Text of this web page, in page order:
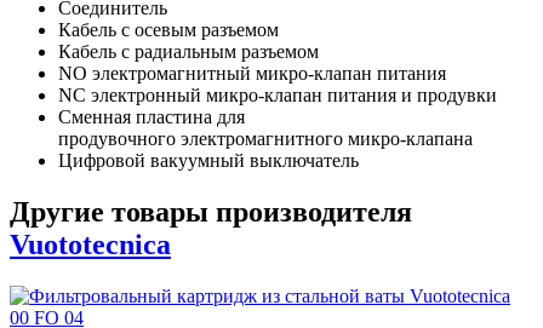
Соединитель
Кабель с осевым разъемом
Кабель с радиальным разъемом
NO электромагнитный микро-клапан питания
NC электронный микро-клапан питания и продувки
Сменная пластина для
продувочного электромагнитного микро-клапана
Цифровой вакуумный выключатель
Другие товары производителя
Vuototecnica